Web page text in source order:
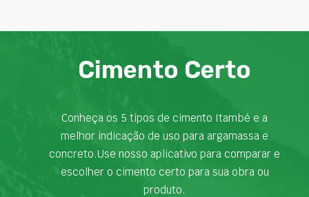
Cimento Certo
Conheça os 5 tipos de cimento Itambé e a
melhor indicação de uso para argamassa e
concreto.Use nosso aplicativo para comparar e
escolher o cimento certo para sua obra ou
produto.